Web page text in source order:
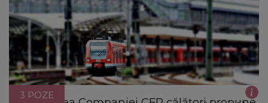
3 POZE